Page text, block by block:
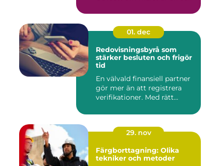
01. dec
Redovisningsbyrå som
stärker besluten och frigör
tid
En välvald finansiell partner
gör mer än att registrera
verifikationer. Med rätt...
29. nov
Färgborttagning: Olika
tekniker och metoder